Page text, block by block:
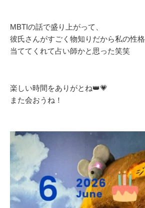
MBTIの話で盛り上がって、
彼氏さんがすごく物知りだから私の性格
当ててくれて占い師かと思った笑笑
楽しい時間をありがとね👑💗
また会おうね！